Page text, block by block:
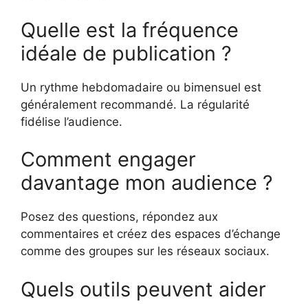
Quelle est la fréquence
idéale de publication ?
Un rythme hebdomadaire ou bimensuel est
généralement recommandé. La régularité
fidélise l’audience.
Comment engager
davantage mon audience ?
Posez des questions, répondez aux
commentaires et créez des espaces d’échange
comme des groupes sur les réseaux sociaux.
Quels outils peuvent aider